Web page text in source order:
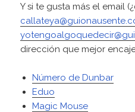
Y si te gusta más el email
dirección que mejor
Número de Dunbar
Eduo
Magic Mouse